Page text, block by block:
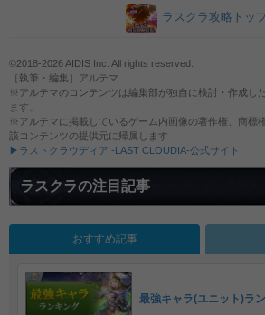
ラスクラ攻略トッ
©2018-2026 AIDIS Inc. All rights reserved.
［執筆・編集］アルテマ
※アルテマのコンテンツは編集部が独自に検討・作成し
ます。
※アルテマに掲載しているゲーム内画像の著作権、商標
該コンテンツの提供元に帰属します
▶ラストクラウディア -LAST CLOUDIA-公式サイト
ラスクラの注目記事
おすすめ記事
最強キャラ(ユニット)ラ